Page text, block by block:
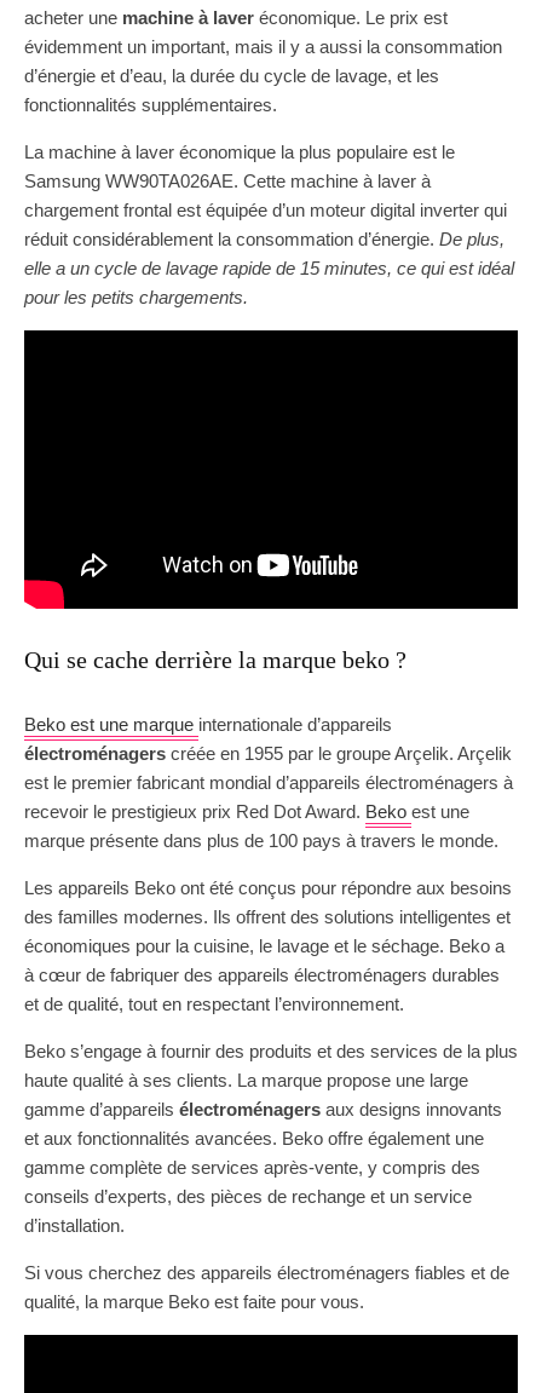
acheter une machine à laver économique. Le prix est
évidemment un important, mais il y a aussi la consommation
d’énergie et d’eau, la durée du cycle de lavage, et les
fonctionnalités supplémentaires.
La machine à laver économique la plus populaire est le
Samsung WW90TA026AE. Cette machine à laver à
chargement frontal est équipée d’un moteur digital inverter qui
réduit considérablement la consommation d’énergie. De plus,
elle a un cycle de lavage rapide de 15 minutes, ce qui est idéal
pour les petits chargements.
Qui se cache derrière la marque beko ?
Beko est une marque internationale d’appareils
électroménagers créée en 1955 par le groupe Arçelik. Arçelik
est le premier fabricant mondial d’appareils électroménagers à
recevoir le prestigieux prix Red Dot Award. Beko est une
marque présente dans plus de 100 pays à travers le monde.
Les appareils Beko ont été conçus pour répondre aux besoins
des familles modernes. Ils offrent des solutions intelligentes et
économiques pour la cuisine, le lavage et le séchage. Beko a
à cœur de fabriquer des appareils électroménagers durables
et de qualité, tout en respectant l’environnement.
Beko s’engage à fournir des produits et des services de la plus
haute qualité à ses clients. La marque propose une large
gamme d’appareils électroménagers aux designs innovants
et aux fonctionnalités avancées. Beko offre également une
gamme complète de services après-vente, y compris des
conseils d’experts, des pièces de rechange et un service
d’installation.
Si vous cherchez des appareils électroménagers fiables et de
qualité, la marque Beko est faite pour vous.